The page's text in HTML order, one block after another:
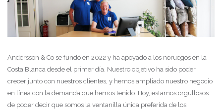
Andersson & Co se fundó en 2022 y ha apoyado a los noruegos en la
Costa Blanca desde el primer día. Nuestro objetivo ha sido poder
crecer junto con nuestros clientes, y hemos ampliado nuestro negocio
en línea con la demanda que hemos tenido. Hoy, estamos orgullosos
de poder decir que somos la ventanilla única preferida de los